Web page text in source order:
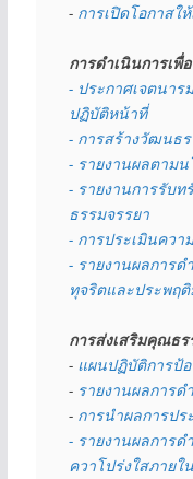
- การเปิดโอกาสใ
การดำเนินการเพื่
- ประกาศเจตนาร
ปฏิบัติหน้าที่
- การสร้างวัฒนธร
- รายงานผลตามน
- รายงานการรับ
ธรรมจรรยา
- การประเมินควา
- รายงานผลการด
ทุจริตและประพฤ
การส่งเสริมคุณธ
- แผนปฏิบัติการป้
- รายงานผลการด
- การนำผลการปร
- รายงานผลการด
ควาโปร่งใสภายใ